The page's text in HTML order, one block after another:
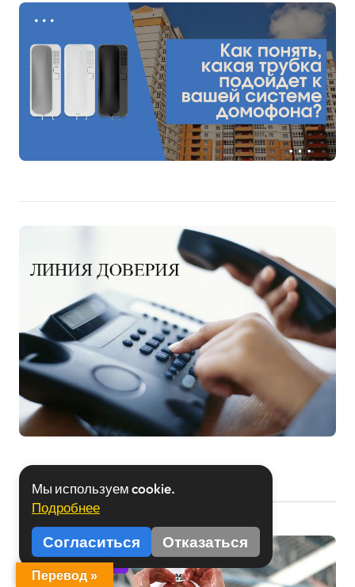
Вы пропустили
BELTA Спорт
Мы используем cookie.
Подробнее
Согласиться Отказаться
Перевод »